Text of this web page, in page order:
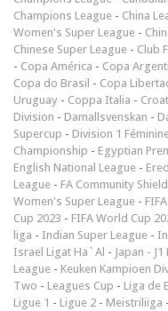
Champions League - China
Women's Super League -
Chinese Super League - Club
- Copa América - Copa
Copa do Brasil - Copa
Uruguay - Coppa Italia -
Division - Damallsvenskan -
Supercup - Division 1
Championship - Egyptian
English National League -
League - FA Community Shield
Women's Super League -
Cup 2023 - FIFA World Cup
liga - Indian Super League -
Israel Ligat Ha`Al - Japan -
League - Keuken Kampioen
Two - Leagues Cup - Liga de
Ligue 1 - Ligue 2 - Meistriliiga -